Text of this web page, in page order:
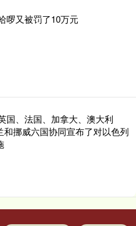
啰又被罚了10万元
国、法国、加拿大、澳大利
和挪威六国协同宣布了对以色列